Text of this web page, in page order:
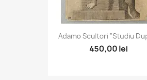
Adamo Scultori "Studiu
450,00 lei